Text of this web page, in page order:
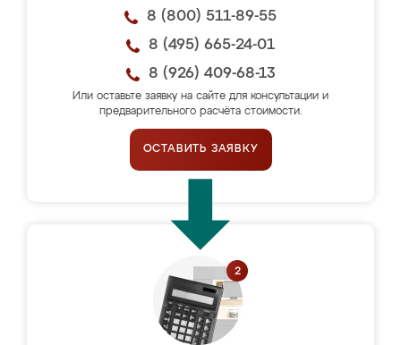
8 (800) 511-89-55
8 (495) 665-24-01
8 (926) 409-68-13
Или оставьте заявку на сайте для консультации и
предварительного расчёта стоимости.
ОСТАВИТЬ ЗАЯВКУ